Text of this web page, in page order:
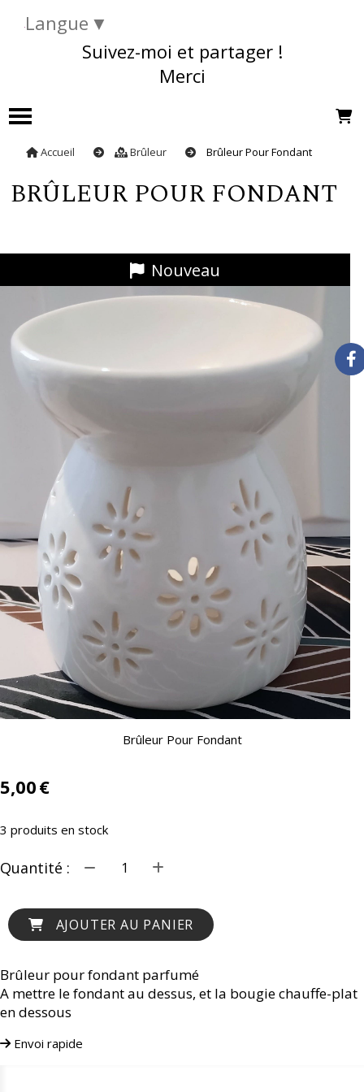
Suivez-moi et partager !
Merci
Accueil Brûleur Brûleur Pour Fondant
BRÛLEUR POUR FONDANT
Nouveau
Brûleur Pour Fondant
5,00€
3 produits en stock
Quantité :
AJOUTER AU PANIER
Brûleur pour fondant parfumé
A mettre le fondant au dessus, et la bougie chauffe-plat
en dessous
Envoi rapide
Langue ▼